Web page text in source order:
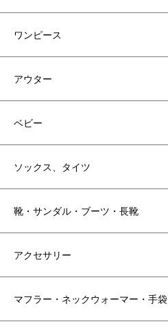
ワンピース
アウター
ベビー
ソックス、タイツ
靴・サンダル・ブーツ・長靴
アクセサリー
マフラー・ネックウォーマー・手袋